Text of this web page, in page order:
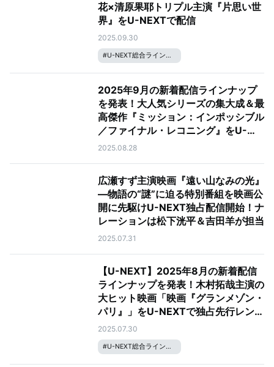
花×清原果耶トリプル主演『片思い世
界』をU-NEXTで配信
2025.09.30
#U-NEXT総合ラインナップ
2025年9月の新着配信ラインナップ
を発表！大人気シリーズの集大成＆最
高傑作『ミッション：インポッシブル
／ファイナル・レコニング』をU-
NEXTで配信
2025.08.28
広瀬すず主演映画『遠い山なみの光』
―物語の“謎”に迫る特別番組を映画公
開に先駆けU-NEXT独占配信開始！ナ
レーションは松下洸平＆吉田羊が担当
2025.07.31
【U-NEXT】2025年8月の新着配信
ラインナップを発表！木村拓哉主演の
大ヒット映画「映画『グランメゾン・
パリ』」をU-NEXTで独占先行レンタ
ル配信
2025.07.30
#U-NEXT総合ラインナップ